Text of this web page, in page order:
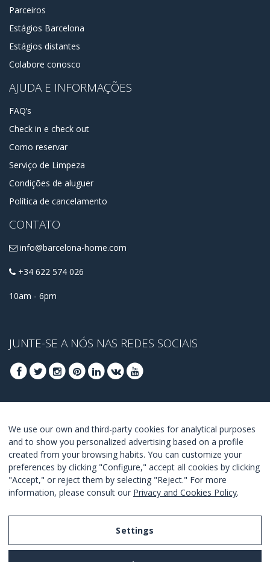
Parceiros
Estágios Barcelona
Estágios distantes
Colabore conosco
AJUDA E INFORMAÇÕES
FAQ’s
Check in e check out
Como reservar
Serviço de Limpeza
Condições de aluguer
Política de cancelamento
CONTATO
info@barcelona-home.com
+34 622 574 026
10am - 6pm
JUNTE-SE A NÓS NAS REDES SOCIAIS
OFERTAS
JUNTE-SE
Estou de acordo com ostermos e as condições.
We use our own and third-party cookies for analytical purposes
and to show you personalized advertising based on a profile
created from your browsing habits. You can customize your
preferences by clicking "Configure," accept all cookies by clicking
"Accept," or reject them by selecting "Reject." For more
information, please consult our Privacy and Cookies Policy.
Settings
Legal Notice